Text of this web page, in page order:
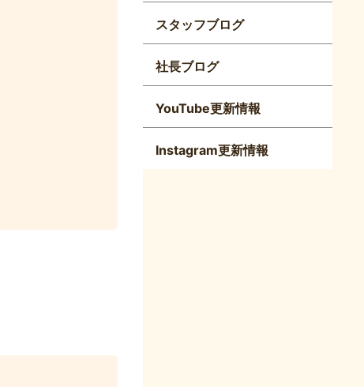
スタッフブログ
社長ブログ
YouTube更新情報
Instagram更新情報